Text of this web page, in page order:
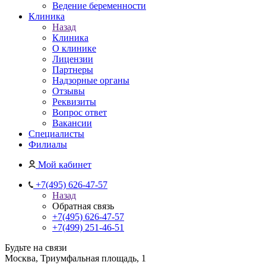
Ведение беременности
Клиника
Назад
Клиника
О клинике
Лицензии
Партнеры
Надзорные органы
Отзывы
Реквизиты
Вопрос ответ
Вакансии
Специалисты
Филиалы
Мой кабинет
+7(495) 626-47-57
Назад
Обратная связь
+7(495) 626-47-57
+7(499) 251-46-51
Будьте на связи
Москва, Триумфальная площадь, 1